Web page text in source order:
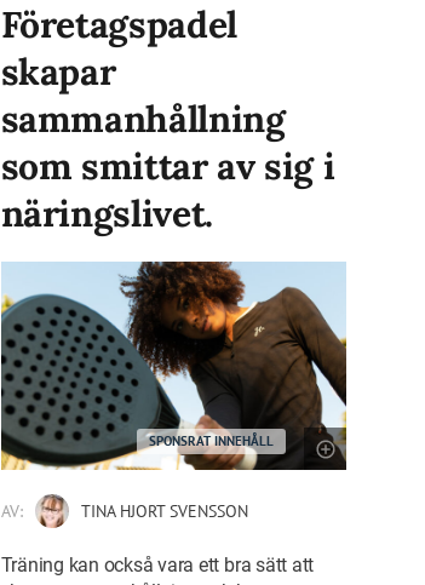
Företagspadel
skapar
sammanhållning
som smittar av sig i
näringslivet.
SPONSRAT INNEHÅLL
AV: TINA HJORT SVENSSON
Träning kan också vara ett bra sätt att